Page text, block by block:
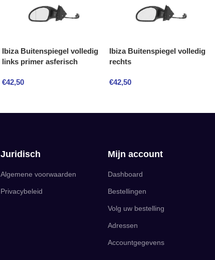
Ibiza Buitenspiegel volledig
links primer asferisch
€42,50
Ibiza Buitenspiegel volledig
rechts
€42,50
Juridisch
Algemene voorwaarden
Privacybeleid
Mijn account
Dashboard
Bestellingen
Volg uw bestelling
Adressen
Accountgegevens